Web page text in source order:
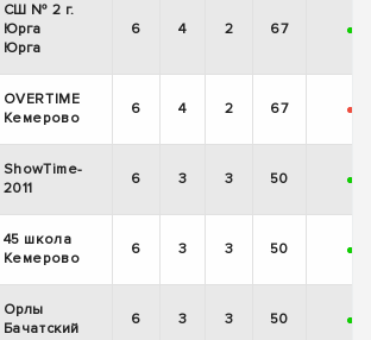
СШ № 2 г.
Юрга
Юрга
6 4 2 67 +
OVERTIME
Кемерово
6 4 2 67 -
ShowTime-
2011
6 3 3 50 +
45 школа
Кемерово
6 3 3 50 +
Орлы
Бачатский
6 3 3 50 +